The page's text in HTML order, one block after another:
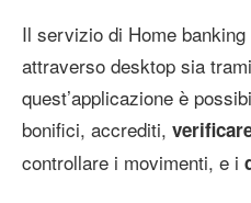
Il servizio di Home
attraverso desktop sia
quest’applicazione è
bonifici, accrediti,
controllare i movimenti, e i